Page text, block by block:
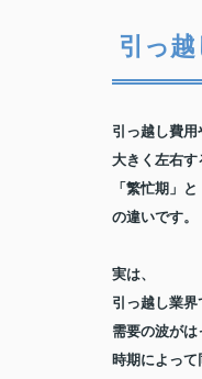
引っ
引っ越し費
大きく左右す
「繁忙期」
の違いです。
実は、
引っ越し業
需要の波がは
時期によって